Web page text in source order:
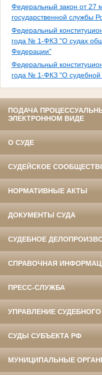
Федеральный закон от
государственной службы
Федеральный
года № 1-ФКЗ "О судах
Федерации"
Федеральный
года № 1-ФКЗ "О судебной
ПОДАЧА
ЭЛЕКТРОННОМ ВИДЕ
О СУДЕ
СУДЕЙСКОЕ
НОРМАТИВНЫЕ АКТЫ
ДОКУМЕНТЫ СУДА
СУДЕБНОЕ
СПРАВОЧНАЯ
ПРЕСС-СЛУЖБА
УПРАВЛЕНИЕ
СУДЫ СУБЪЕКТА РФ
МУНИЦИПАЛЬНЫЕ